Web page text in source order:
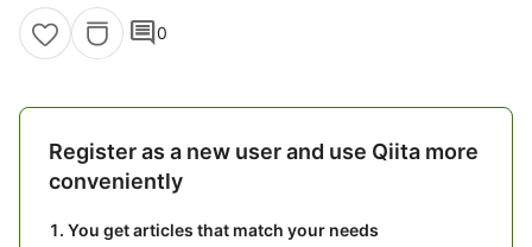
comment0
Register as a new user and use Qiita more
conveniently
You get articles that match your needs